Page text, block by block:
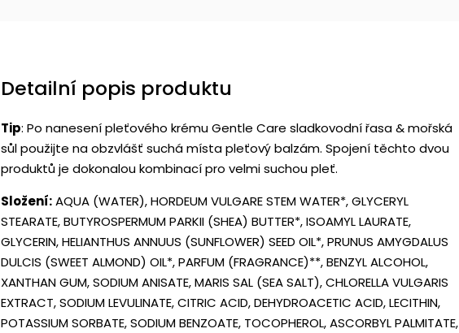
Detailní popis produktu
Tip: Po nanesení pleťového krému Gentle Care sladkovodní řasa & mořská
sůl použijte na obzvlášť suchá místa pleťový balzám. Spojení těchto dvou
produktů je dokonalou kombinací pro velmi suchou pleť.
Složení:AQUA (WATER), HORDEUM VULGARE STEM WATER*, GLYCERYL
STEARATE, BUTYROSPERMUM PARKII (SHEA) BUTTER*, ISOAMYL LAURATE,
GLYCERIN, HELIANTHUS ANNUUS (SUNFLOWER) SEED OIL*, PRUNUS AMYGDALUS
DULCIS (SWEET ALMOND) OIL*, PARFUM (FRAGRANCE)**, BENZYL ALCOHOL,
XANTHAN GUM, SODIUM ANISATE, MARIS SAL (SEA SALT), CHLORELLA VULGARIS
EXTRACT, SODIUM LEVULINATE, CITRIC ACID, DEHYDROACETIC ACID, LECITHIN,
POTASSIUM SORBATE, SODIUM BENZOATE, TOCOPHEROL, ASCORBYL PALMITATE,